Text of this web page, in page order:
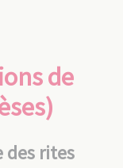
庆 / Chungking )
de
des rites